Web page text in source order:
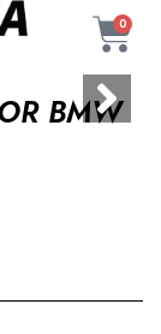
0
BMW